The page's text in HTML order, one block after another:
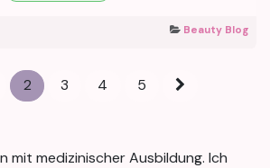
Beauty Blog
2 3 4 5
mit medizinischer Ausbildung. Ich